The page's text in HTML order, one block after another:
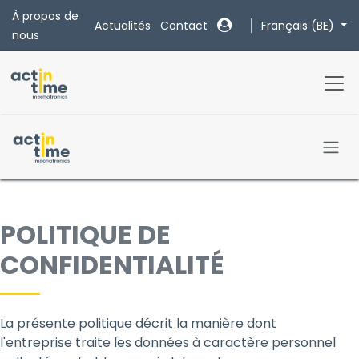
Se rendre au contenu
À propos de
nous
Actualités Contact Français (BE)
POLITIQUE DE
CONFIDENTIALITÉ
La présente politique décrit la manière dont
l'entreprise traite les données à caractère personnel